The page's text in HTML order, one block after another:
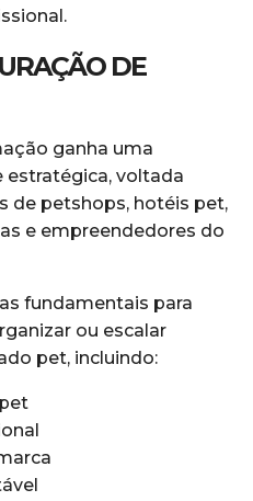
DE
ganha uma
estratégica, voltada
de petshops, hotéis pet,
e empreendedores do
fundamentais para
ou escalar
pet, incluindo: